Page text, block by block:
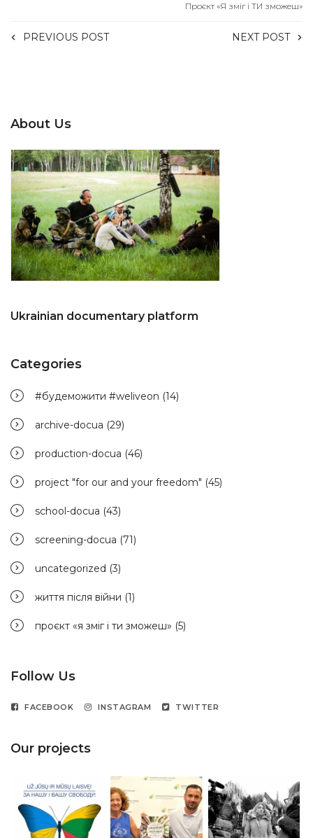
Проєкт «Я зміг і ТИ зможеш»
PREVIOUS POST NEXT POST
About Us
Ukrainian documentary platform
Categories
#будеможити #weliveon (14)
archive-docua (29)
production-docua (46)
project "for our and your freedom" (45)
school-docua (43)
screening-docua (71)
uncategorized (3)
життя після війни (1)
проєкт «я зміг і ти зможеш» (5)
Follow Us
FACEBOOK INSTAGRAM TWITTER
Our projects